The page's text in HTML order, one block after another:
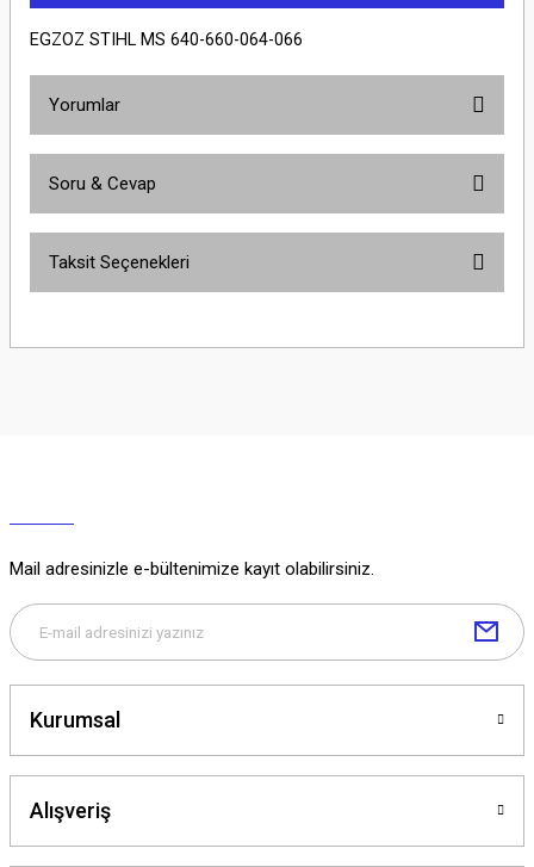
EGZOZ STIHL MS 640-660-064-066
Yorumlar
Soru & Cevap
Soru Sor
Taksit Seçenekleri
Mail adresinizle e-bültenimize kayıt olabilirsiniz.
Kurumsal
Alışveriş